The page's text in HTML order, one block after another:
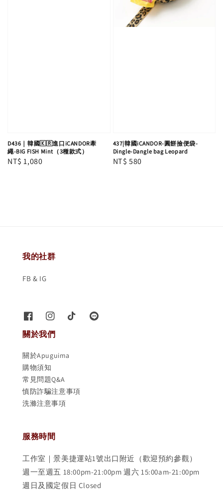
D436｜韓國🇰🇷進口iCANDOR牽
繩-BIG FISH Mint（3種款式）
Regular
NT$ 1,080
437|韓國iCANDOR-圓餅撿便袋-
Dingle-Dangle bag Leopard
Regular
NT$ 580
我的社群
FB & IG
關於我們
關於Apuguima
購物須知
常見問題Q&A
慎防詐騙注意事項
洗滌注意事項
服務時間
工作室｜景美捷運站1號出口附近（歡迎預約參觀）
週一至週五 18:00pm-21:00pm 週六 15:00am-21:00pm
週日及國定假日 Closed